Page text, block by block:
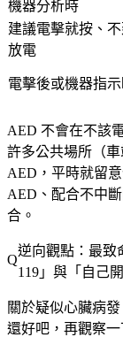
機器分析時
建議電擊就按、
放電
電擊後或機器指
AED 不會在不該
許多公共場所（
AED，平時就留
AED、配合不中
合。
逆向觀點：最致
119」與「自己開
關於疑似心臟病
還好吧，再觀察